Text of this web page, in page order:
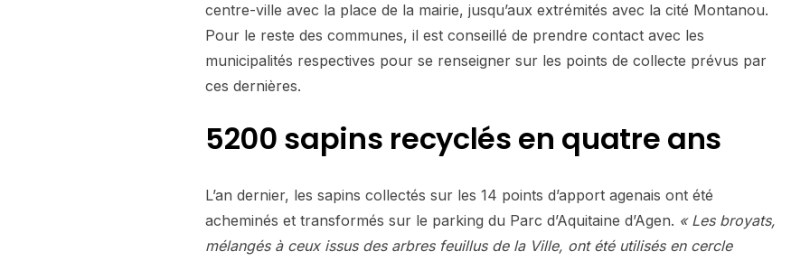
centre-ville avec la place de la mairie, jusqu’aux extrémités avec la cité Montanou.
Pour le reste des communes, il est conseillé de prendre contact avec les
municipalités respectives pour se renseigner sur les points de collecte prévus par
ces dernières.
5200 sapins recyclés en quatre ans
L’an dernier, les sapins collectés sur les 14 points d’apport agenais ont été
acheminés et transformés sur le parking du Parc d’Aquitaine d’Agen. « Les broyats,
mélangés à ceux issus des arbres feuillus de la Ville, ont été utilisés en cercle